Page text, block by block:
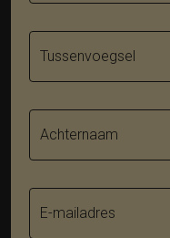
Tussenvoegsel
Achternaam
E-mailadres